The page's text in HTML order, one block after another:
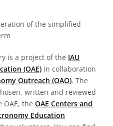
of the simplified
is a project of the IAU
(OAE) in collaboration
Outreach (OAO). The
written and reviewed
the OAE Centers and
Education